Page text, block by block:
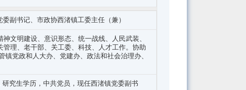
委副书记、市政协西渚镇工委主任（兼）
文明建设、意识形态、统一战线、人民武装、
理、老干部、关工委、科技、人才工作。协助
党政和人大办、党建办、政法和社会治理办、
究生学历，中共党员，现任西渚镇党委副书